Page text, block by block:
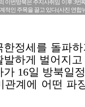
이번방북은 주지사취임 이후 3번
적인 주목을 끌고 있다.(사진 연합
한정세를 돌파
발하게 벌어지
가 16일 방북일
관계에 어떤 파